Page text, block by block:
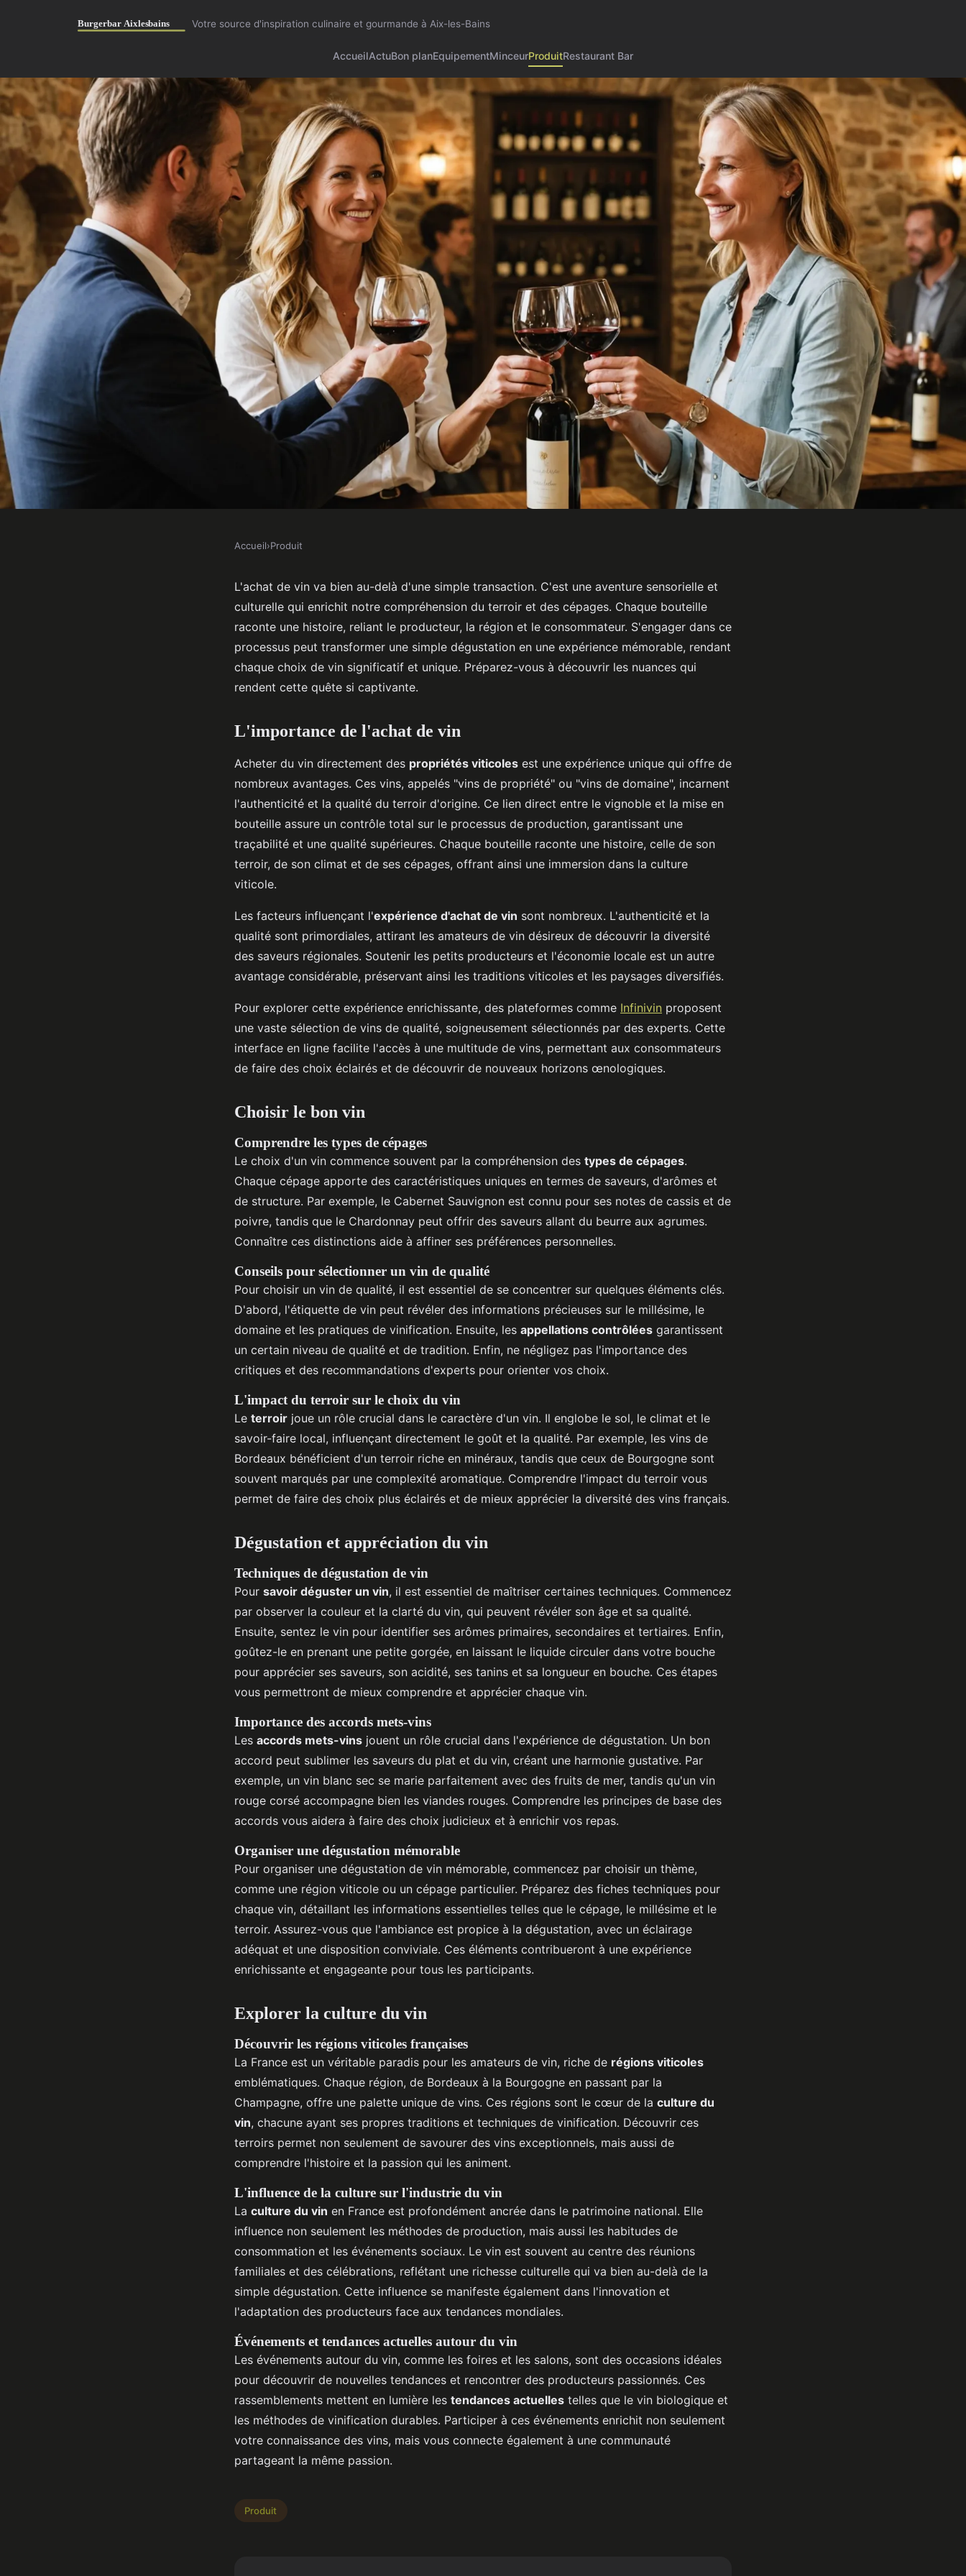
Votre source d'inspiration culinaire et gourmande à Aix-les-Bains
AccueilActuBon planEquipementMinceurProduitRestaurant Bar
L'achat de vin : une expérience
enrichissante à découvrir
Accueil›Produit
L'achat de vin va bien au-delà d'une simple transaction. C'est une aventure sensorielle et
culturelle qui enrichit notre compréhension du terroir et des cépages. Chaque bouteille
raconte une histoire, reliant le producteur, la région et le consommateur. S'engager dans ce
processus peut transformer une simple dégustation en une expérience mémorable, rendant
chaque choix de vin significatif et unique. Préparez-vous à découvrir les nuances qui
rendent cette quête si captivante.
L'importance de l'achat de vin
Acheter du vin directement des propriétés viticoles est une expérience unique qui offre de
nombreux avantages. Ces vins, appelés "vins de propriété" ou "vins de domaine", incarnent
l'authenticité et la qualité du terroir d'origine. Ce lien direct entre le vignoble et la mise en
bouteille assure un contrôle total sur le processus de production, garantissant une
traçabilité et une qualité supérieures. Chaque bouteille raconte une histoire, celle de son
terroir, de son climat et de ses cépages, offrant ainsi une immersion dans la culture
viticole.
Les facteurs influençant l'expérience d'achat de vin sont nombreux. L'authenticité et la
qualité sont primordiales, attirant les amateurs de vin désireux de découvrir la diversité
des saveurs régionales. Soutenir les petits producteurs et l'économie locale est un autre
avantage considérable, préservant ainsi les traditions viticoles et les paysages diversifiés.
Pour explorer cette expérience enrichissante, des plateformes comme Infinivin proposent
une vaste sélection de vins de qualité, soigneusement sélectionnés par des experts. Cette
interface en ligne facilite l'accès à une multitude de vins, permettant aux consommateurs
de faire des choix éclairés et de découvrir de nouveaux horizons œnologiques.
Choisir le bon vin
Comprendre les types de cépages
Le choix d'un vin commence souvent par la compréhension des types de cépages.
Chaque cépage apporte des caractéristiques uniques en termes de saveurs, d'arômes et
de structure. Par exemple, le Cabernet Sauvignon est connu pour ses notes de cassis et de
poivre, tandis que le Chardonnay peut offrir des saveurs allant du beurre aux agrumes.
Connaître ces distinctions aide à affiner ses préférences personnelles.
Conseils pour sélectionner un vin de qualité
Pour choisir un vin de qualité, il est essentiel de se concentrer sur quelques éléments clés.
D'abord, l'étiquette de vin peut révéler des informations précieuses sur le millésime, le
domaine et les pratiques de vinification. Ensuite, les appellations contrôlées garantissent
un certain niveau de qualité et de tradition. Enfin, ne négligez pas l'importance des
critiques et des recommandations d'experts pour orienter vos choix.
L'impact du terroir sur le choix du vin
Le terroir joue un rôle crucial dans le caractère d'un vin. Il englobe le sol, le climat et le
savoir-faire local, influençant directement le goût et la qualité. Par exemple, les vins de
Bordeaux bénéficient d'un terroir riche en minéraux, tandis que ceux de Bourgogne sont
souvent marqués par une complexité aromatique. Comprendre l'impact du terroir vous
permet de faire des choix plus éclairés et de mieux apprécier la diversité des vins français.
Dégustation et appréciation du vin
Techniques de dégustation de vin
Pour savoir déguster un vin, il est essentiel de maîtriser certaines techniques. Commencez
par observer la couleur et la clarté du vin, qui peuvent révéler son âge et sa qualité.
Ensuite, sentez le vin pour identifier ses arômes primaires, secondaires et tertiaires. Enfin,
goûtez-le en prenant une petite gorgée, en laissant le liquide circuler dans votre bouche
pour apprécier ses saveurs, son acidité, ses tanins et sa longueur en bouche. Ces étapes
vous permettront de mieux comprendre et apprécier chaque vin.
Importance des accords mets-vins
Les accords mets-vins jouent un rôle crucial dans l'expérience de dégustation. Un bon
accord peut sublimer les saveurs du plat et du vin, créant une harmonie gustative. Par
exemple, un vin blanc sec se marie parfaitement avec des fruits de mer, tandis qu'un vin
rouge corsé accompagne bien les viandes rouges. Comprendre les principes de base des
accords vous aidera à faire des choix judicieux et à enrichir vos repas.
Organiser une dégustation mémorable
Pour organiser une dégustation de vin mémorable, commencez par choisir un thème,
comme une région viticole ou un cépage particulier. Préparez des fiches techniques pour
chaque vin, détaillant les informations essentielles telles que le cépage, le millésime et le
terroir. Assurez-vous que l'ambiance est propice à la dégustation, avec un éclairage
adéquat et une disposition conviviale. Ces éléments contribueront à une expérience
enrichissante et engageante pour tous les participants.
Explorer la culture du vin
Découvrir les régions viticoles françaises
La France est un véritable paradis pour les amateurs de vin, riche de régions viticoles
emblématiques. Chaque région, de Bordeaux à la Bourgogne en passant par la
Champagne, offre une palette unique de vins. Ces régions sont le cœur de la culture du
vin, chacune ayant ses propres traditions et techniques de vinification. Découvrir ces
terroirs permet non seulement de savourer des vins exceptionnels, mais aussi de
comprendre l'histoire et la passion qui les animent.
L'influence de la culture sur l'industrie du vin
La culture du vin en France est profondément ancrée dans le patrimoine national. Elle
influence non seulement les méthodes de production, mais aussi les habitudes de
consommation et les événements sociaux. Le vin est souvent au centre des réunions
familiales et des célébrations, reflétant une richesse culturelle qui va bien au-delà de la
simple dégustation. Cette influence se manifeste également dans l'innovation et
l'adaptation des producteurs face aux tendances mondiales.
Événements et tendances actuelles autour du vin
Les événements autour du vin, comme les foires et les salons, sont des occasions idéales
pour découvrir de nouvelles tendances et rencontrer des producteurs passionnés. Ces
rassemblements mettent en lumière les tendances actuelles telles que le vin biologique et
les méthodes de vinification durables. Participer à ces événements enrichit non seulement
votre connaissance des vins, mais vous connecte également à une communauté
partageant la même passion.
Produit